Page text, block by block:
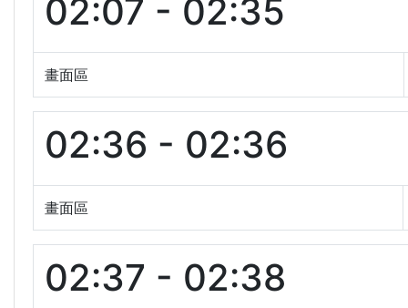
02:07 - 02:35
畫面區
02:36 - 02:36
畫面區
02:37 - 02:38